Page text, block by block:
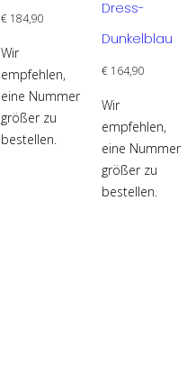
Die
Produktseite
€ 184,90
Wir
empfehlen,
eine Nummer
größer zu
bestellen.
Die
Optionen
auf
der
Produktseite
gewählt
werden
Dress-
Dunkelblau
€164,90
Wir
empfehlen,
eine Nummer
größer zu
bestellen.